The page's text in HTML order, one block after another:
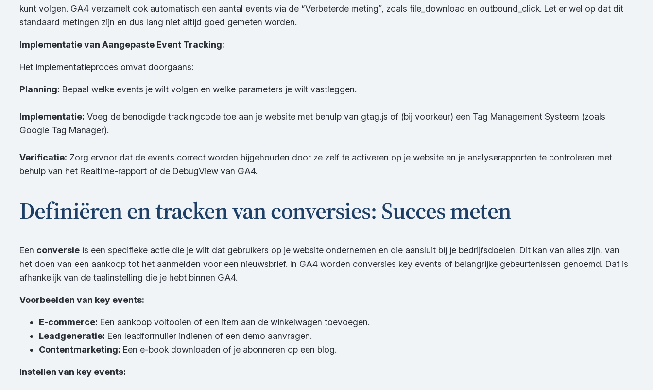
kunt volgen. GA4 verzamelt ook automatisch een aantal events via de “Verbeterde meting”, zoals file_download en outbound_click. Let er wel op dat dit
standaard metingen zijn en dus lang niet altijd goed gemeten worden.
Implementatie van Aangepaste Event Tracking:
Het implementatieproces omvat doorgaans:
Planning: Bepaal welke events je wilt volgen en welke parameters je wilt vastleggen.
Implementatie: Voeg de benodigde trackingcode toe aan je website met behulp van gtag.js of (bij voorkeur) een Tag Management Systeem (zoals
Google Tag Manager).
Verificatie: Zorg ervoor dat de events correct worden bijgehouden door ze zelf te activeren op je website en je analyserapporten te controleren met
behulp van het Realtime-rapport of de DebugView van GA4.
Definiëren en tracken van conversies: Succes meten
Een conversie is een specifieke actie die je wilt dat gebruikers op je website ondernemen en die aansluit bij je bedrijfsdoelen. Dit kan van alles zijn, van
het doen van een aankoop tot het aanmelden voor een nieuwsbrief. In GA4 worden conversies key events of belangrijke gebeurtenissen genoemd. Dat is
afhankelijk van de taalinstelling die je hebt binnen GA4.
Voorbeelden van key events:
E-commerce: Een aankoop voltooien of een item aan de winkelwagen toevoegen.
Leadgeneratie: Een leadformulier indienen of een demo aanvragen.
Contentmarketing: Een e-book downloaden of je abonneren op een blog.
Instellen van key events: